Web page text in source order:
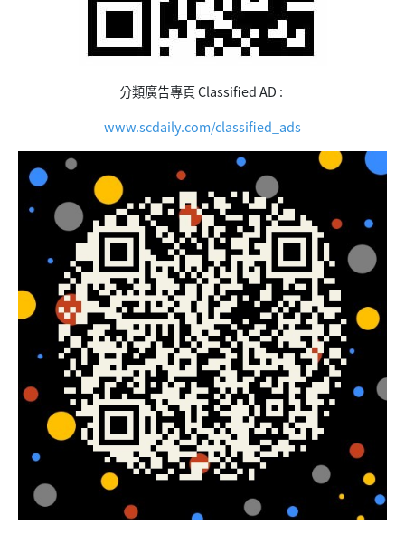
分類廣告專頁 Classified AD :
www.scdaily.com/classified_ads